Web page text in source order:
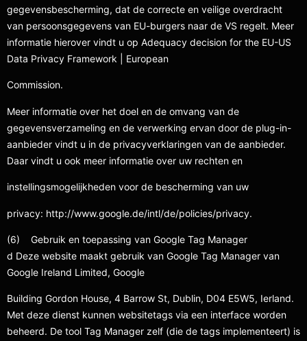
gegevensbescherming, dat de correcte en veilige overdracht
van persoonsgegevens van EU-burgers naar de VS regelt. Meer
informatie hierover vindt u op Adequacy decision for the EU-US
Data Privacy Framework | European
Commission.
Meer informatie over het doel en de omvang van de
gegevensverzameling en de verwerking ervan door de plug-in-
aanbieder vindt u in de privacyverklaringen van de aanbieder.
Daar vindt u ook meer informatie over uw rechten en
instellingsmogelijkheden voor de bescherming van uw
privacy: http://www.google.de/intl/de/policies/privacy.
(6) Gebruik en toepassing van Google Tag Manager
d Deze website maakt gebruik van Google Tag Manager van
Google Ireland Limited, Google
Building Gordon House, 4 Barrow St, Dublin, D04 E5W5, Ierland.
Met deze dienst kunnen websitetags via een interface worden
beheerd. De tool Tag Manager zelf (die de tags implementeert) is